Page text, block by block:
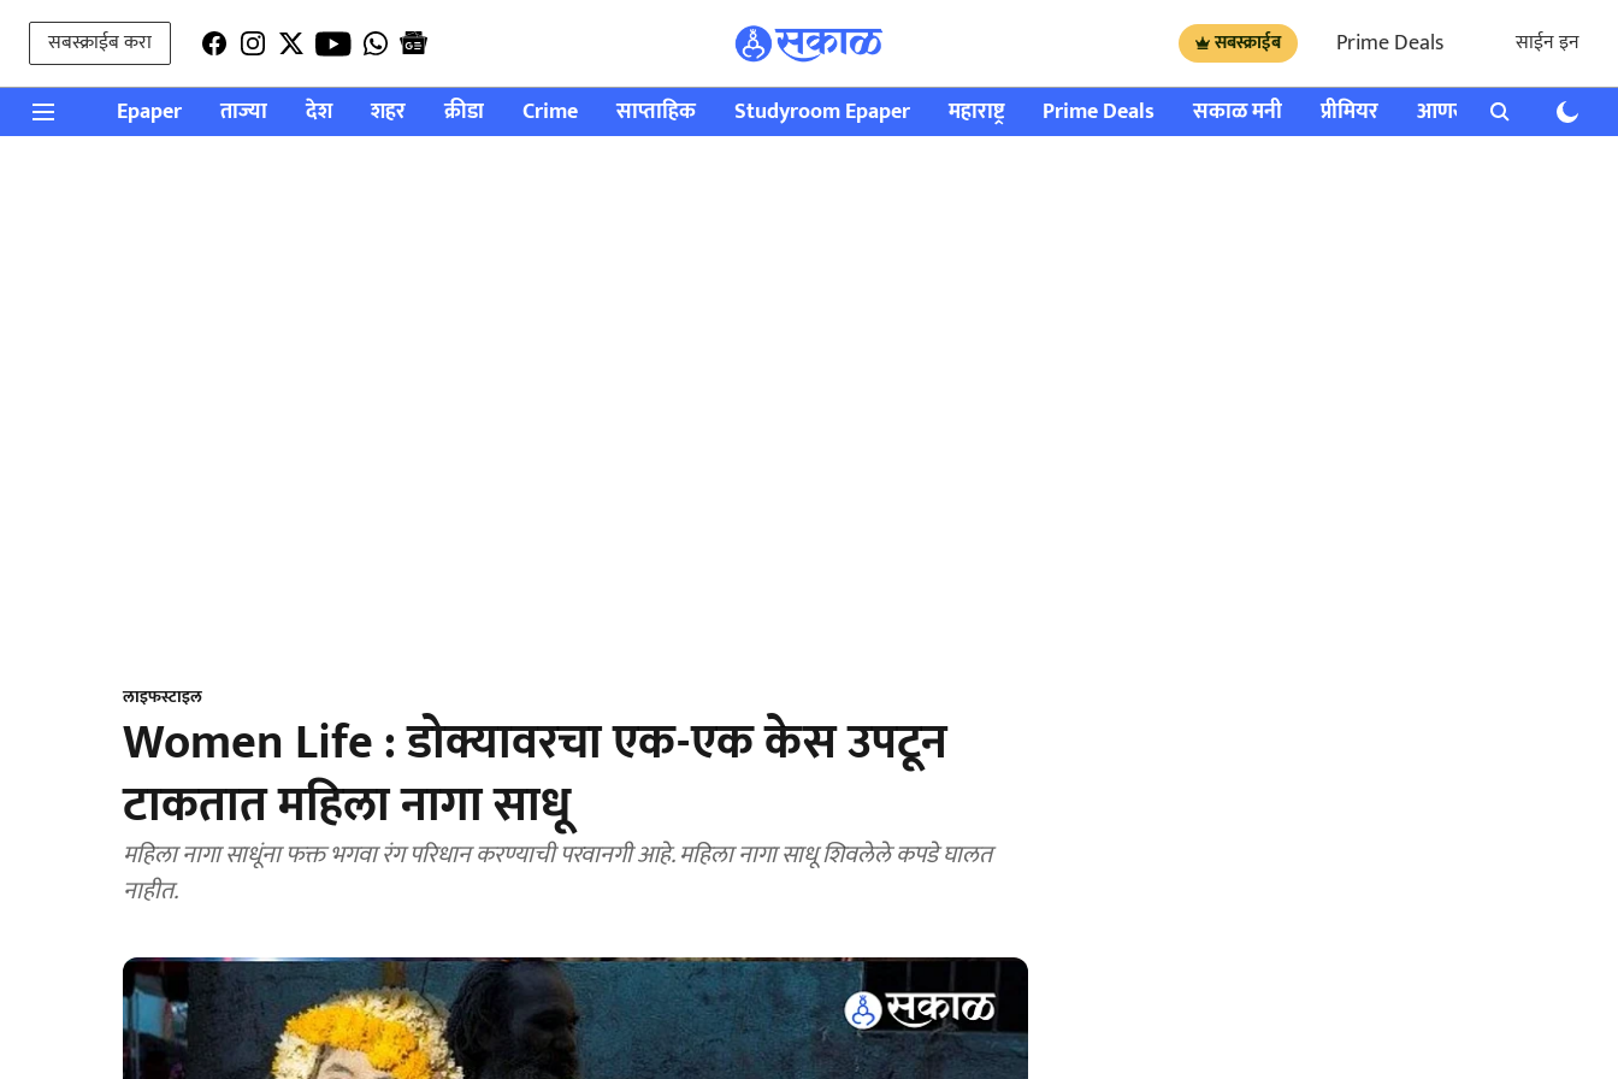
सबस्क्राईब करा सबस्क्राईब Prime Deals साईन इन
Epaper ताज्या देश शहर क्रीडा Crime साप्ताहिक Studyroom Epaper महाराष्ट्र Prime Deals सकाळ मनी प्रीमियर आणखी राशी भविष्य
लाइफस्टाइल
Women Life : डोक्यावरचा एक-एक केस उपटून
टाकतात महिला नागा साधू
महिला नागा साधूंना फक्त भगवा रंग परिधान करण्याची परवानगी आहे. महिला नागा साधू शिवलेले कपडे घालत
नाहीत.